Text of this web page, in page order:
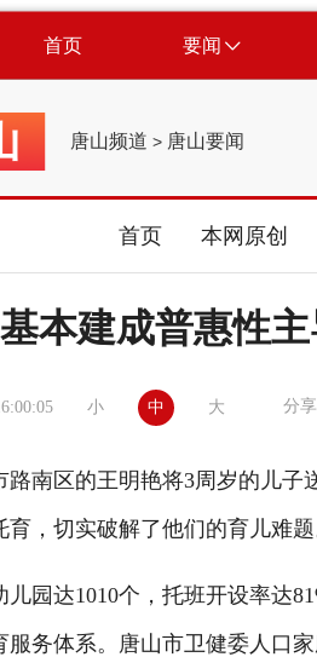
首页 要闻
唐山频道 > 唐山要闻
首页 本网原创
本建成普惠性
小 中 大 分享
南区的王明艳将3周岁的儿子
，切实破解了他们的育儿难题
达1010个，托班开设率达
务体系。唐山市卫健委人口